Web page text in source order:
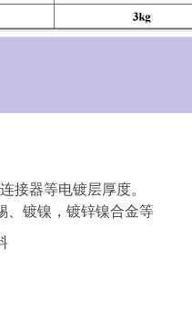
接器等电镀层厚度。
、镀镍，镀锌镍合金等